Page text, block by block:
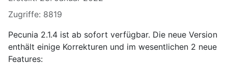
Zugriffe: 8819
Pecunia 2.1.4 ist ab sofort verfügbar. Die neue Version
enthält einige Korrekturen und im wesentlichen 2 neue
Features: